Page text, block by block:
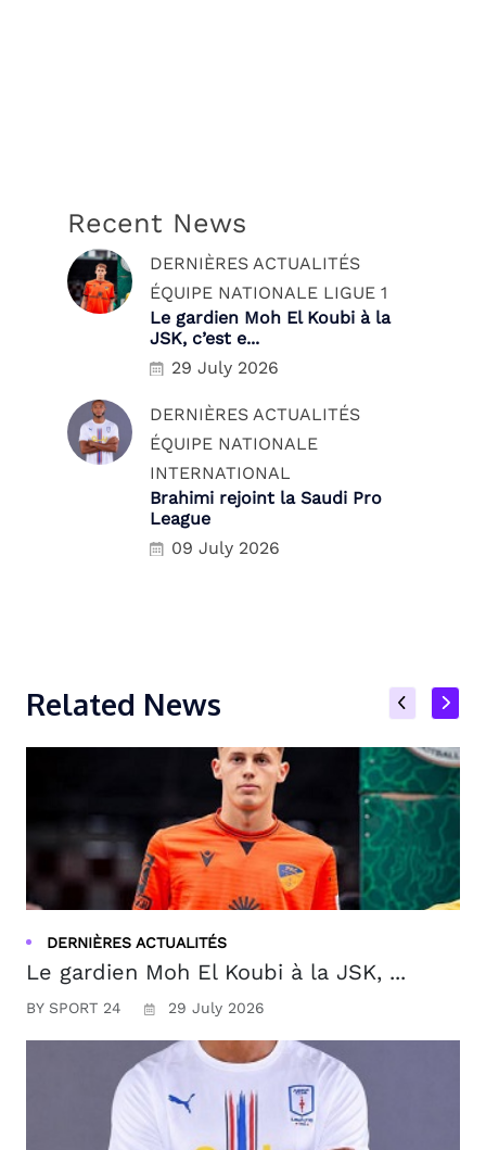
Recent News
DERNIÈRES ACTUALITÉS
ÉQUIPE NATIONALE LIGUE 1
Le gardien Moh El Koubi à la
JSK, c’est e...
29 July 2026
DERNIÈRES ACTUALITÉS
ÉQUIPE NATIONALE
INTERNATIONAL
Brahimi rejoint la Saudi Pro
League
09 July 2026
Related News
DERNIÈRES ACTUALITÉS
Le gardien Moh El Koubi à la JSK, ...
BY SPORT 24 29 July 2026